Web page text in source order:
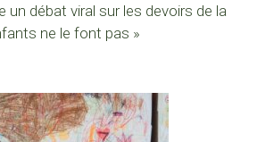
un débat viral sur les devoirs de la
ne le font pas »